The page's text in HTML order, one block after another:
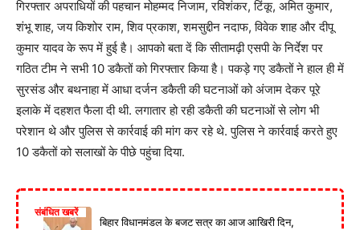
गिरफ्तार अपराधियों की पहचान मोहम्मद निजाम, रविशंकर, टिंकू, अमित कुमार,
शंभू शाह, जय किशोर राम, शिव प्रकाश, शमसुद्दीन नदाफ, विवेक शाह और दीपू
कुमार यादव के रूप में हुई है। आपको बता दें कि सीतामढ़ी एसपी के निर्देश पर
गठित टीम ने सभी 10 डकैतों को गिरफ्तार किया है। पकड़े गए डकैतों ने हाल ही में
सुरसंड और बथनाहा में आधा दर्जन डकैती की घटनाओं को अंजाम देकर पूरे
इलाके में दहशत फैला दी थी. लगातार हो रही डकैती की घटनाओं से लोग भी
परेशान थे और पुलिस से कार्रवाई की मांग कर रहे थे. पुलिस ने कार्रवाई करते हुए
10 डकैतों को सलाखों के पीछे पहुंचा दिया.
संबंधित खबरें
बिहार विधानमंडल के बजट सत्र का आज आखिरी दिन,